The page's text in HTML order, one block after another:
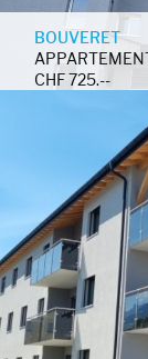
BOUVERET
CHF 725.--